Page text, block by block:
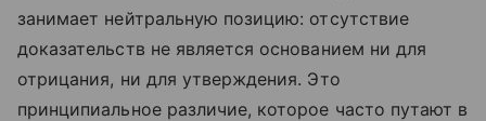
занимает нейтральную позицию: отсутствие
доказательств не является основанием ни для
отрицания, ни для утверждения. Это
принципиальное различие, которое часто путают в